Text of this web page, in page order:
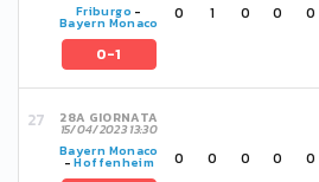
Friburgo -
Bayern Monaco
0-1
0 1 0 0 0
28A GIORNATA
15/04/2023 13:30
Bayern Monaco
-Hoffenheim 0 0 0 0 0